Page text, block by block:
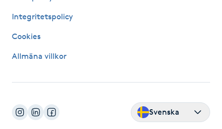
Kroppspeeling
Käkledsbehandling
Kärlbehandling
Integritetspolicy
Cookies
Allmäna villkor
Svenska